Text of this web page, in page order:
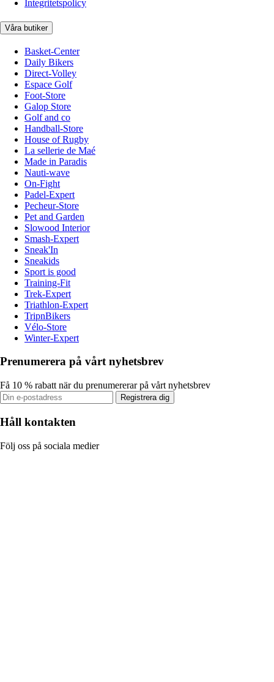
Integritetspolicy
Våra butiker
Basket-Center
Daily Bikers
Direct-Volley
Espace Golf
Foot-Store
Galop Store
Golf and co
Handball-Store
House of Rugby
La sellerie de Maé
Made in Paradis
Nauti-wave
On-Fight
Padel-Expert
Pecheur-Store
Pet and Garden
Slowood Interior
Smash-Expert
Sneak'In
Sneakids
Sport is good
Training-Fit
Trek-Expert
Triathlon-Expert
TripnBikers
Vélo-Store
Winter-Expert
Prenumerera på vårt nyhetsbrev
Få 10 % rabatt när du prenumererar på vårt nyhetsbrev
Registrera dig
Håll kontakten
Följ oss på sociala medier